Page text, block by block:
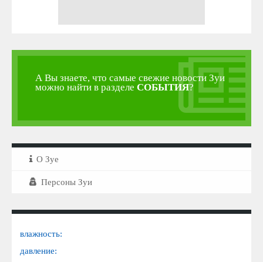
А Вы знаете, что самые свежие новости Зуи
можно найти в разделе СОБЫТИЯ?
О Зуе
Персоны Зуи
влажность:
давление: